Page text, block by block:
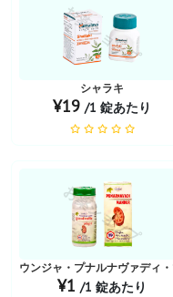
お薬ショップ
シャラキ
¥19 /1 錠あたり
お薬ショップ
ウンジャ・プナルナヴァディ
¥1 /1 錠あたり